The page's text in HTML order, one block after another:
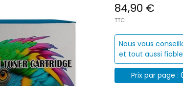
84,90 €
TTC
Nous vous
et tout aussi
Prix par page :